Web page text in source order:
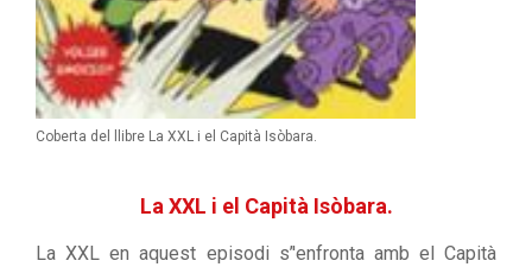
Coberta del llibre La XXL i el Capità Isòbara.
La XXL i el Capità Isòbara.
La XXL en aquest episodi s’'enfronta amb el Capità